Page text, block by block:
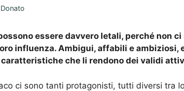
essere davvero letali, perché non
influenza. Ambigui, affabili e ambiziosi,
che li rendono dei validi
ci sono tanti protagonisti, tutti diversi tra